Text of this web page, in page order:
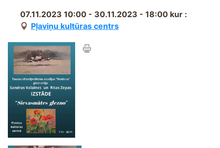
07.11.2023 10:00 - 30.11.2023 - 18:00 kur :
Pļaviņu kultūras centrs